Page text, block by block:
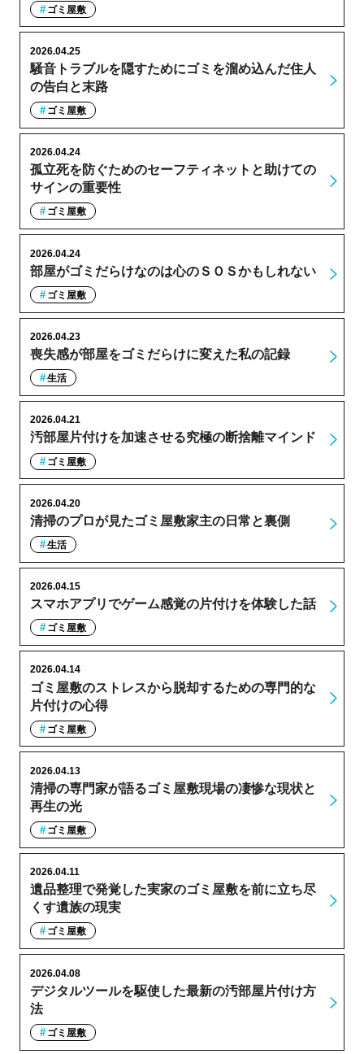
ゴミ屋敷
騒音トラブルを隠すためにゴミを溜め込んだ住人
の告白と末路
2026.04.25
ゴミ屋敷
孤立死を防ぐためのセーフティネットと助けての
サインの重要性
2026.04.24
ゴミ屋敷
部屋がゴミだらけなのは心のＳＯＳかもしれない
2026.04.24
ゴミ屋敷
喪失感が部屋をゴミだらけに変えた私の記録
2026.04.23
生活
汚部屋片付けを加速させる究極の断捨離マインド
2026.04.21
ゴミ屋敷
清掃のプロが見たゴミ屋敷家主の日常と裏側
2026.04.20
生活
スマホアプリでゲーム感覚の片付けを体験した話
2026.04.15
ゴミ屋敷
ゴミ屋敷のストレスから脱却するための専門的な
片付けの心得
2026.04.14
ゴミ屋敷
清掃の専門家が語るゴミ屋敷現場の凄惨な現状と
再生の光
2026.04.13
ゴミ屋敷
遺品整理で発覚した実家のゴミ屋敷を前に立ち尽
くす遺族の現実
2026.04.11
ゴミ屋敷
デジタルツールを駆使した最新の汚部屋片付け方
法
2026.04.08
ゴミ屋敷